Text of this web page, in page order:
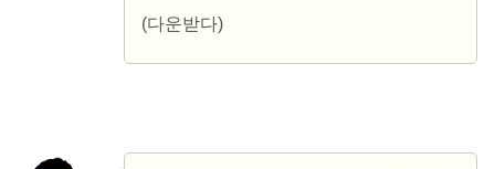
(다운받다)